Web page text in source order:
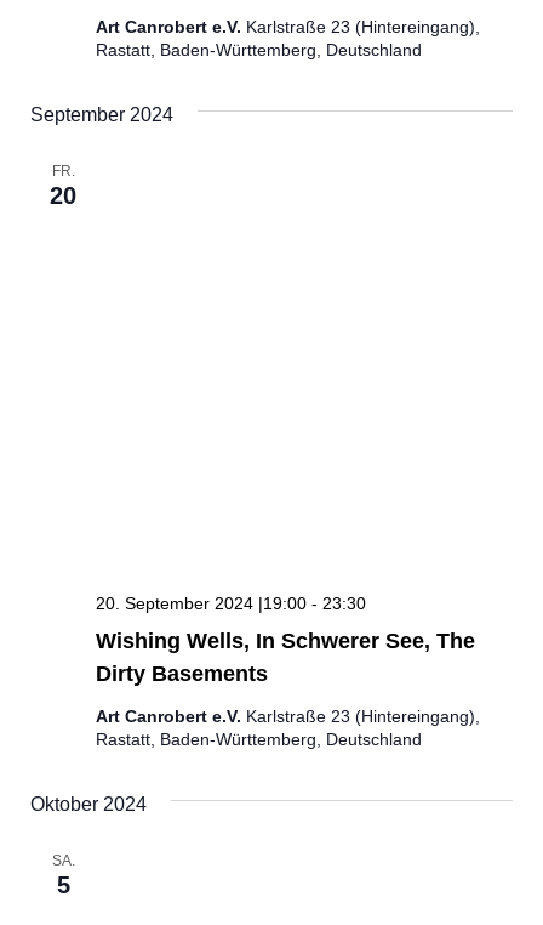
Art Canrobert e.V. Karlstraße 23 (Hintereingang),
Rastatt, Baden-Württemberg, Deutschland
September 2024
FR.
20
Wishing Wells, In Schwerer See, The
Dirty Basements
20. September 2024 |19:00 - 23:30
Art Canrobert e.V. Karlstraße 23 (Hintereingang),
Rastatt, Baden-Württemberg, Deutschland
Oktober 2024
SA.
5